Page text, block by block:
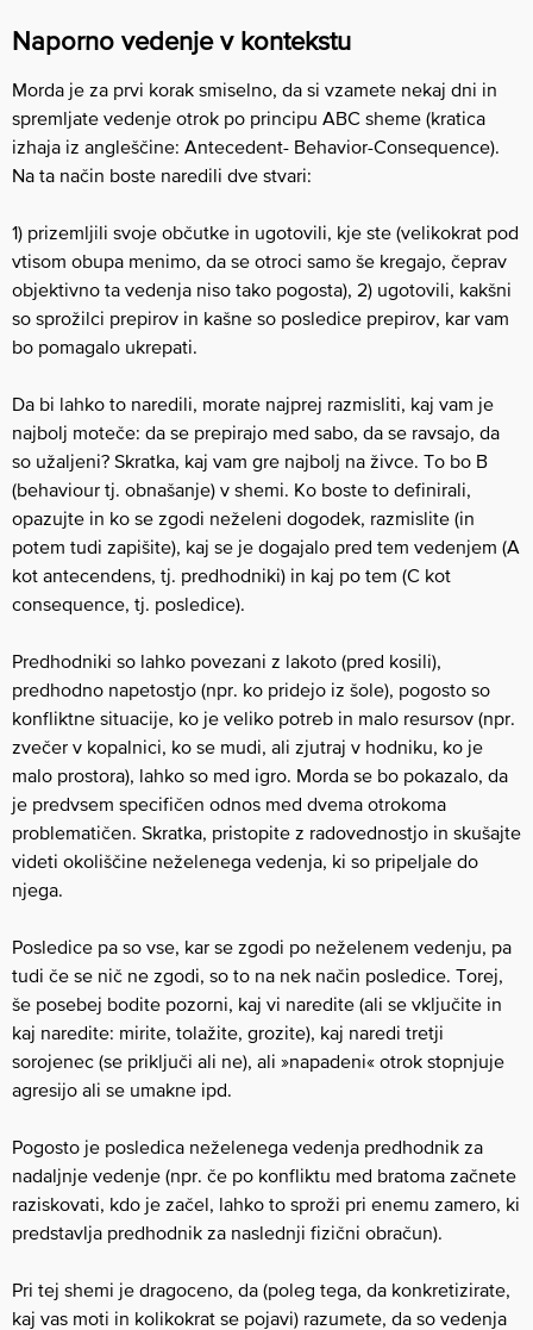
Naporno vedenje v kontekstu
Morda je za prvi korak smiselno, da si vzamete nekaj dni in
spremljate vedenje otrok po principu ABC sheme (kratica
izhaja iz angleščine: Antecedent- Behavior-Consequence).
Na ta način boste naredili dve stvari:
1) prizemljili svoje občutke in ugotovili, kje ste (velikokrat pod
vtisom obupa menimo, da se otroci samo še kregajo, čeprav
objektivno ta vedenja niso tako pogosta), 2) ugotovili, kakšni
so sprožilci prepirov in kašne so posledice prepirov, kar vam
bo pomagalo ukrepati.
Da bi lahko to naredili, morate najprej razmisliti, kaj vam je
najbolj moteče: da se prepirajo med sabo, da se ravsajo, da
so užaljeni? Skratka, kaj vam gre najbolj na živce. To bo B
(behaviour tj. obnašanje) v shemi. Ko boste to definirali,
opazujte in ko se zgodi neželeni dogodek, razmislite (in
potem tudi zapišite), kaj se je dogajalo pred tem vedenjem (A
kot antecendens, tj. predhodniki) in kaj po tem (C kot
consequence, tj. posledice).
Predhodniki so lahko povezani z lakoto (pred kosili),
predhodno napetostjo (npr. ko pridejo iz šole), pogosto so
konfliktne situacije, ko je veliko potreb in malo resursov (npr.
zvečer v kopalnici, ko se mudi, ali zjutraj v hodniku, ko je
malo prostora), lahko so med igro. Morda se bo pokazalo, da
je predvsem specifičen odnos med dvema otrokoma
problematičen. Skratka, pristopite z radovednostjo in skušajte
videti okoliščine neželenega vedenja, ki so pripeljale do
njega.
Posledice pa so vse, kar se zgodi po neželenem vedenju, pa
tudi če se nič ne zgodi, so to na nek način posledice. Torej,
še posebej bodite pozorni, kaj vi naredite (ali se vključite in
kaj naredite: mirite, tolažite, grozite), kaj naredi tretji
sorojenec (se priključi ali ne), ali »napadeni« otrok stopnjuje
agresijo ali se umakne ipd.
Pogosto je posledica neželenega vedenja predhodnik za
nadaljnje vedenje (npr. če po konfliktu med bratoma začnete
raziskovati, kdo je začel, lahko to sproži pri enemu zamero, ki
predstavlja predhodnik za naslednji fizični obračun).
Pri tej shemi je dragoceno, da (poleg tega, da konkretizirate,
kaj vas moti in kolikokrat se pojavi) razumete, da so vedenja